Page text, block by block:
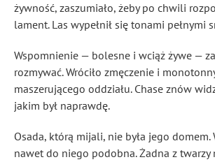
żywność, zaszumiało, żeby po chwili
lament. Las wypełnił się tonami pełnymi
Wspomnienie — bolesne i wciąż żywe —
rozmywać. Wróciło zmęczenie i
maszerującego oddziału. Chase znów
jakim był naprawdę.
Osada, którą mijali, nie była jego domem.
nawet do niego podobna. Żadna z twarzy